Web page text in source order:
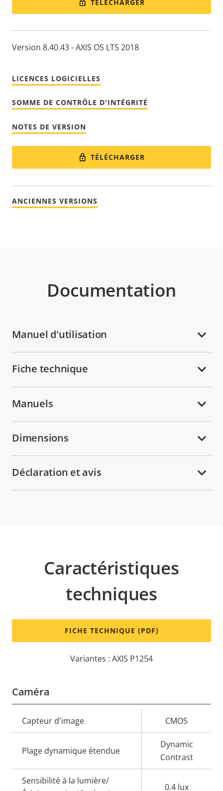
TÉLÉCHARGER
Version 8.40.43 - AXIS OS LTS 2018
LICENCES LOGICIELLES
SOMME DE CONTRÔLE D'INTÉGRITÉ
NOTES DE VERSION
TÉLÉCHARGER
ANCIENNES VERSIONS
Documentation
Manuel d'utilisation
Fiche technique
Manuels
Dimensions
Déclaration et avis
Caractéristiques
techniques
FICHE TECHNIQUE (PDF)
Variantes : AXIS P1254
Caméra
Description
de la
propriété
la
propriété
Capteur d'image CMOS
Plage dynamique étendue
Dynamic
Contrast
Sensibilité à la lumière/
0.4 lux